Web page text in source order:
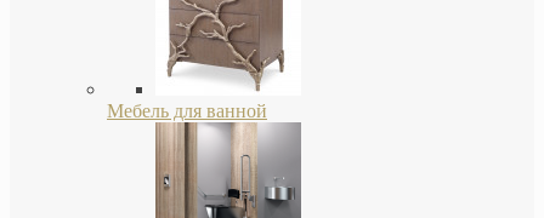
Мебель для ванной